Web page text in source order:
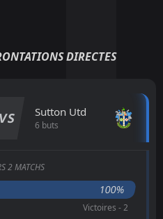
DIRECTES
VS Sutton Utd
6 buts
2 MATCHS
100%
Victoires - 2